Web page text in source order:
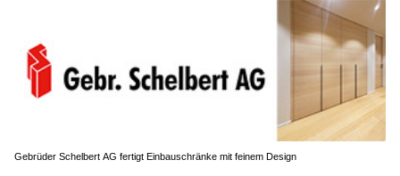
Gebrüder Schelbert AG fertigt Einbauschränke mit feinem Design